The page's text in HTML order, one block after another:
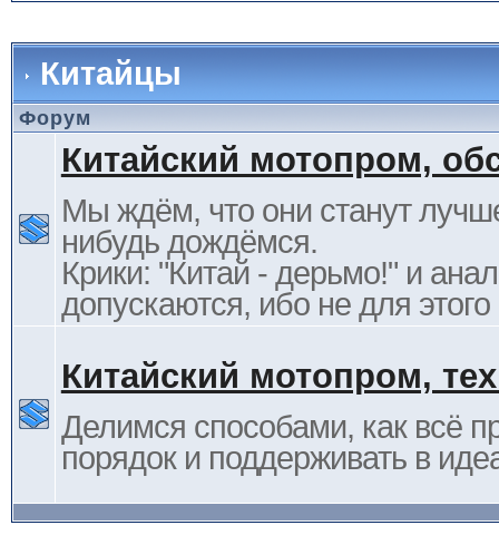
Китайцы
Форум
Китайский мотопром,
Мы ждём, что они станут
нибудь дождёмся.
Крики: "Китай - дерьмо!" и
допускаются, ибо не для
Китайский мотопром,
Делимся способами, как всё
порядок и поддерживать в